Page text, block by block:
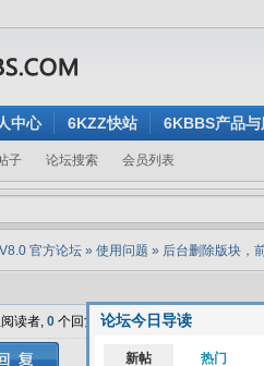
中心 6KZZ快站 6KBBS产品与
子 论坛搜索 会员列表
论坛今日导读
官方论坛 » 使用问题 » 后台删除版块，
读者, 0 个回复.